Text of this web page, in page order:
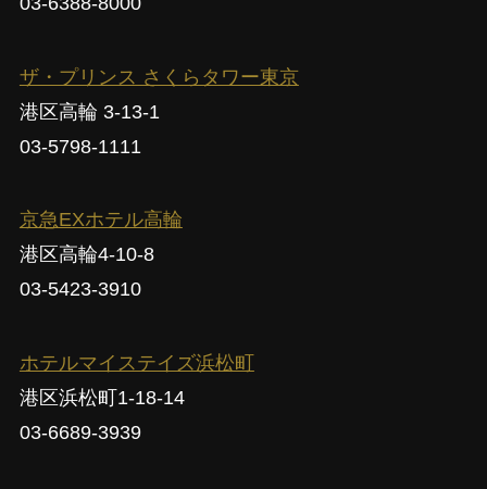
ザ・プリンス さくらタワー東京
港区高輪 3-13-1
03-5798-1111
京急EXホテル高輪
港区高輪4-10-8
03-5423-3910
ホテルマイステイズ浜松町
港区浜松町1-18-14
03-6689-3939